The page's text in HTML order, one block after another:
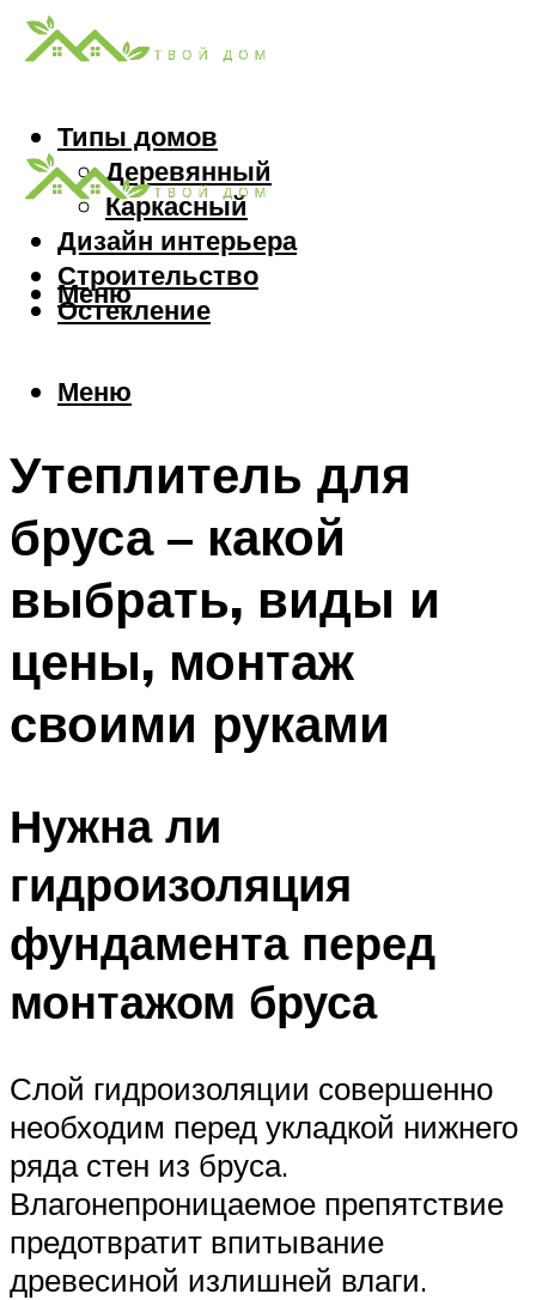
Типы домов
Деревянный
Каркасный
Дизайн интерьера
Строительство
Остекление
Меню
Меню
Утеплитель для
бруса – какой
выбрать, виды и
цены, монтаж
своими руками
Нужна ли
гидроизоляция
фундамента перед
монтажом бруса
Слой гидроизоляции совершенно
необходим перед укладкой нижнего
ряда стен из бруса.
Влагонепроницаемое препятствие
предотвратит впитывание
древесиной излишней влаги.